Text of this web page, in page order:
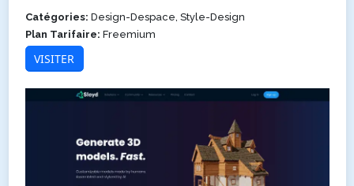
Catégories: Design-Despace, Style-Design
Plan Tarifaire: Freemium
VISITER